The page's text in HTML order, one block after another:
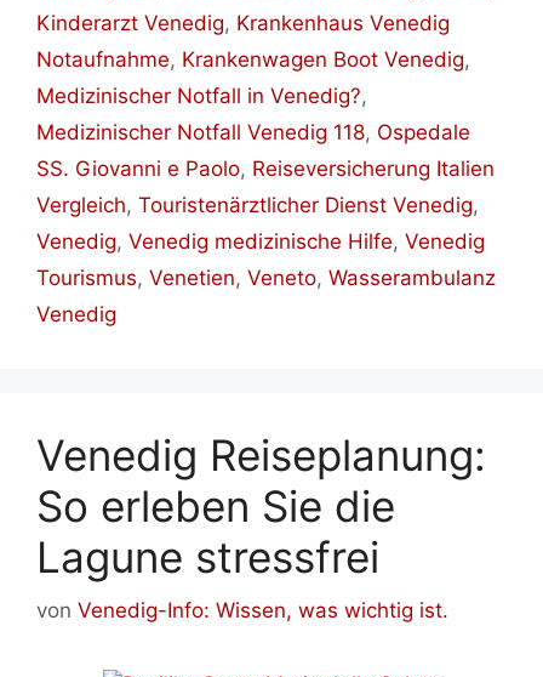
Kinderarzt Venedig, Krankenhaus Venedig
Notaufnahme, Krankenwagen Boot Venedig,
Medizinischer Notfall in Venedig?,
Medizinischer Notfall Venedig 118, Ospedale
SS. Giovanni e Paolo, Reiseversicherung Italien
Vergleich, Touristenärztlicher Dienst Venedig,
Venedig, Venedig medizinische Hilfe, Venedig
Tourismus, Venetien, Veneto, Wasserambulanz
Venedig
Venedig Reiseplanung:
So erleben Sie die
Lagune stressfrei
von Venedig-Info: Wissen, was wichtig ist.